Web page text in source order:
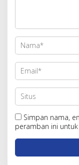
Simpan nama,
peramban ini